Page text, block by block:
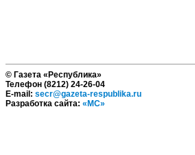
© Газета «Республика»
Телефон (8212) 24-26-04
E-mail: secr@gazeta-respublika.ru
Разработка сайта: «МС»